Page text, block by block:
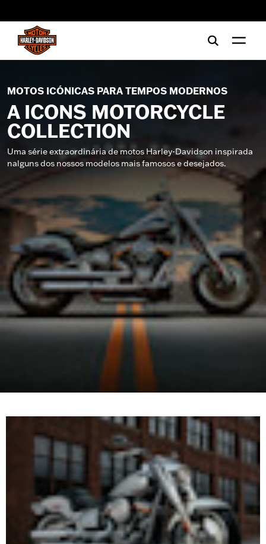
MOTOS ICÓNICAS PARA TEMPOS MODERNOS
A ICONS MOTORCYCLE
COLLECTION
Uma série extraordinária de motos Harley-Davidson inspirada
nalguns dos nossos modelos mais famosos e desejados.